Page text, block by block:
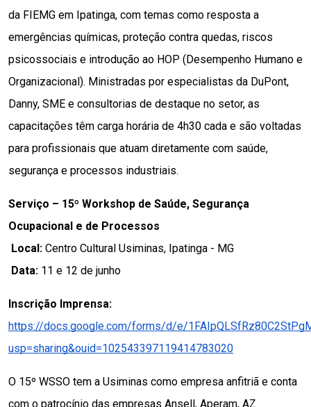
da FIEMG em Ipatinga, com temas como resposta a
emergências químicas, proteção contra quedas, riscos
psicossociais e introdução ao HOP (Desempenho Humano e
Organizacional). Ministradas por especialistas da DuPont,
Danny, SME e consultorias de destaque no setor, as
capacitações têm carga horária de 4h30 cada e são voltadas
para profissionais que atuam diretamente com saúde,
segurança e processos industriais.
Serviço – 15º Workshop de Saúde, Segurança
Ocupacional e de Processos
Local: Centro Cultural Usiminas, Ipatinga - MG
Data: 11 e 12 de junho
Inscrição Imprensa:
https://docs.google.com/forms/d/e/
usp=sharing&ouid=102543397119414783020
O 15º WSSO tem a Usiminas como empresa anfitriã e conta
com o patrocínio das empresas Ansell, Aperam, AZ